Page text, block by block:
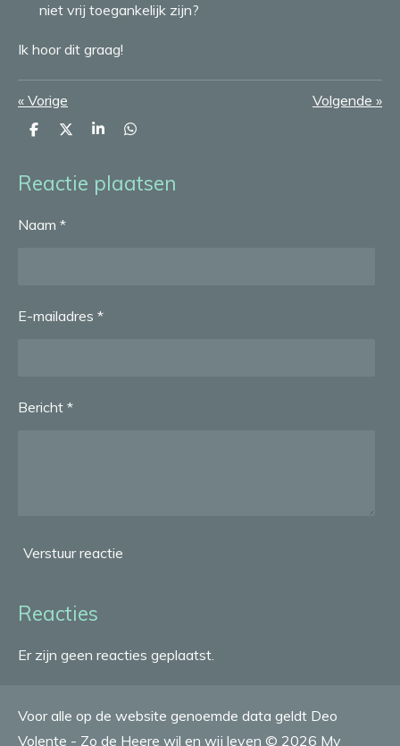
niet vrij toegankelijk zijn?
Ik hoor dit graag!
« Vorige Volgende »
D
e
n
D
l
S
r
e
D
e
n
Reactie plaatsen
Naam *
E-mailadres *
Bericht *
Verstuur reactie
Reacties
Er zijn geen reacties geplaatst.
Voor alle op de website genoemde data geldt Deo
Volente - Zo de Heere wil en wij leven © 2026 My